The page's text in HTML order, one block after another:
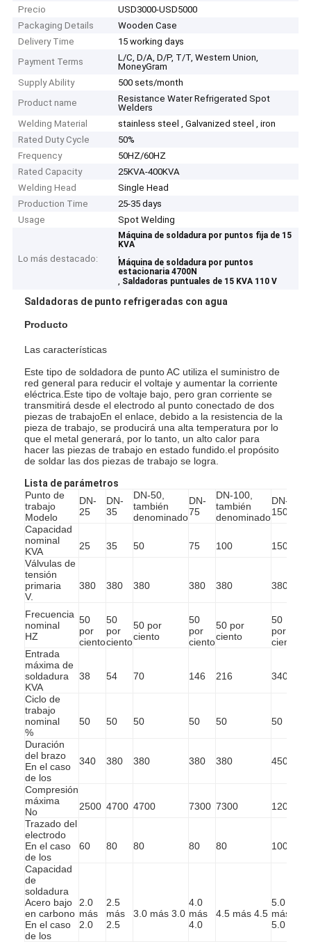
Precio
USD3000-USD5000
Packaging Details
Wooden Case
Delivery Time
15 working days
Payment Terms
L/C, D/A, D/P, T/T, Western Union,
MoneyGram
Supply Ability
500 sets/month
Product name
Resistance Water Refrigerated Spot
Welders
Welding Material
stainless steel , Galvanized steel , iron
Rated Duty Cycle
50%
Frequency
50HZ/60HZ
Rated Capacity
25KVA-400KVA
Welding Head
Single Head
Production Time
25-35 days
Usage
Spot Welding
Lo más destacado:
Máquina de soldadura por puntos fija de 15
KVA
,
Máquina de soldadura por puntos
estacionaria 4700N
, Saldadoras puntuales de 15 KVA 110 V
Saldadoras de punto refrigeradas con agua
Producto
Las características
Este tipo de soldadora de punto AC utiliza el suministro de
red general para reducir el voltaje y aumentar la corriente
eléctrica.Este tipo de voltaje bajo, pero gran corriente se
transmitirá desde el electrodo al punto conectado de dos
piezas de trabajoEn el enlace, debido a la resistencia de la
pieza de trabajo, se producirá una alta temperatura por lo
que el metal generará, por lo tanto, un alto calor para
hacer las piezas de trabajo en estado fundido.el propósito
de soldar las dos piezas de trabajo se logra.
Lista de parámetros
Punto de
trabajo
Modelo
DN-
25
DN-
35
DN-50,
también
denominado
DN-
75
DN-100,
también
denominado
DN-
150
Capacidad
nominal
KVA
25 35 50 75 100 150
Válvulas de
tensión
primaria
V.
380 380 380 380 380 380
Frecuencia
nominal
HZ
50
por
ciento
50
por
ciento
50 por
ciento
50
por
ciento
50 por
ciento
50
por
ciento
Entrada
máxima de
soldadura
KVA
38 54 70 146 216 340
Ciclo de
trabajo
nominal
%
50 50 50 50 50 50
Duración
del brazo
En el caso
de los
340 380 380 380 380 450
Compresión
máxima
No
2500 4700 4700 7300 7300 12000
Trazado del
electrodo
En el caso
de los
60 80 80 80 80 100
Capacidad
de
soldadura
Acero bajo
en carbono
En el caso
de los
2.0
más
2.0
2.5
más
2.5
3.0 más 3.0
4.0
más
4.0
4.5 más 4.5
5.0
más
5.0